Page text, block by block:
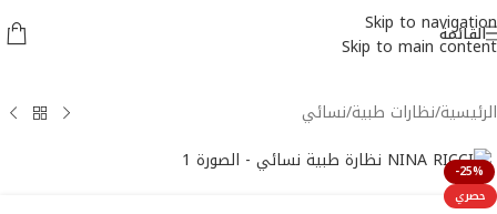
Skip to navigation
Skip to main content
القائمة
الرئيسية/نظارات طبية/نسائي
-25%
حصري